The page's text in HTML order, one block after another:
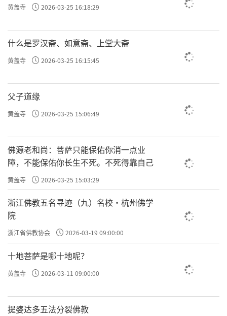
黄盖寺 2026-03-25 16:18:29
什么是罗汉斋、如意斋、上堂大斋
黄盖寺 2026-03-25 16:15:45
父子道缘
黄盖寺 2026-03-25 15:06:49
佛源老和尚：菩萨只能保佑你消一点业
障，不能保佑你长生不死。不死得靠自己
黄盖寺 2026-03-25 15:03:29
浙江佛教五名寻迹（九）名校·杭州佛学
院
浙江省佛教协会 2026-03-19 09:00:00
十地菩萨是哪十地呢？
黄盖寺 2026-03-11 09:00:00
提婆达多五法分裂佛教